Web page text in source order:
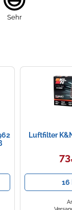
Sehr
Luftfilter
16